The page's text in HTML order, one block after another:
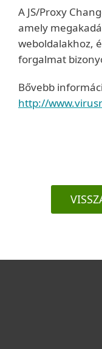
A JS/Proxy
amely
weboldalakhoz,
forgalmat
Bővebb
http://